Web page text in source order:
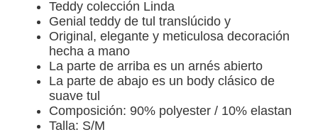
Teddy colección Linda
Genial teddy de tul translúcido y
Original, elegante y meticulosa decoración
hecha a mano
La parte de arriba es un arnés abierto
La parte de abajo es un body clásico de
suave tul
Composición: 90% polyester / 10% elastan
Talla: S/M​